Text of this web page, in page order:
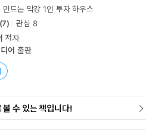
드는 막강 1인 투자 하우스
(7) 관심 8
저자
어 출판
볼 수 있는 책입니다!